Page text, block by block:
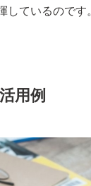
ているのです。
用例